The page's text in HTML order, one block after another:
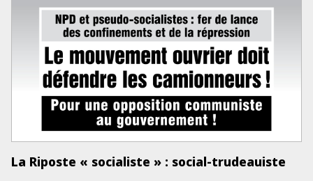
La Riposte « socialiste » : social-trudeauiste